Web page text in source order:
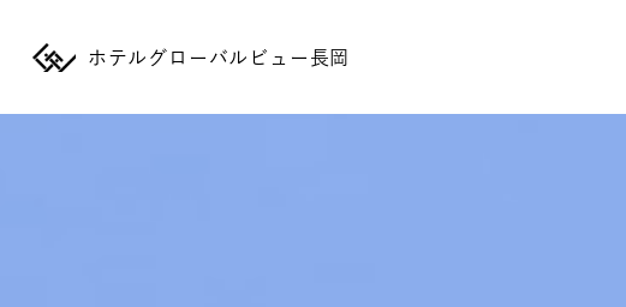
ホテルグローバルビュー長岡